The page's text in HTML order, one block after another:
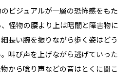
ビジュアルが一層の恐怖感をもた
怪物の腰より上は暗闇と障害物に
長い腕を振りながら歩く姿はどう
叫び声を上げながら逃げていった
から唸り声などの音はとくに聞こ